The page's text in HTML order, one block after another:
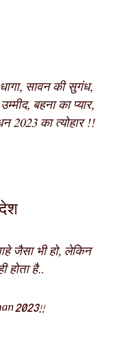
सावन की सुगंध,
बहना का प्यार,
2023 का त्योहार !!
जैसा भी हो, लेकिन
होता है..
2023!!